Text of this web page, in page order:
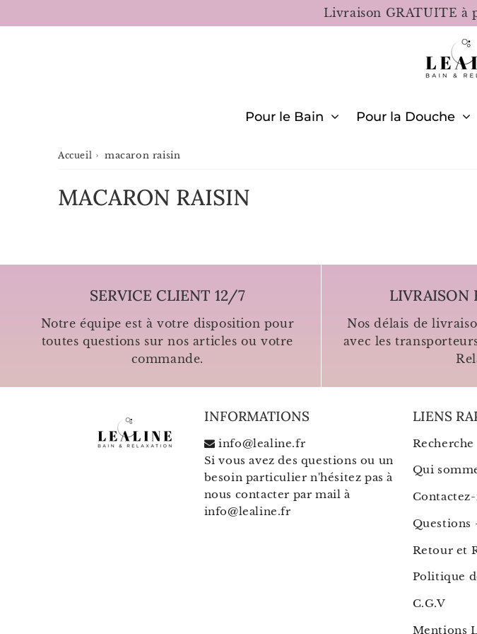
Livraison GRATUITE à
Pour le Bain Pour la Douche
Accueil › macaron raisin
MACARON RAISIN
SERVICE CLIENT 12/7
Notre équipe est à votre disposition pour
toutes questions sur nos articles ou votre
commande.
LIVRAISON
Nos délais de
avec les
INFORMATIONS
info@lealine.fr
Si vous avez des questions ou un
besoin particulier n'hésitez pas à
nous contacter par mail à
info@lealine.fr
LIENS
Recherche
Qui
Questions
Retour et
Politique
C.G.V
Mentions